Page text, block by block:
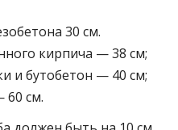
30 см.
кирпича — 38 см;
и бутобетон — 40 см;
60 см.